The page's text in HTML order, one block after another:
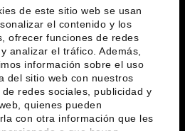
de este sitio web se usan
el contenido y los
ofrecer funciones de redes
analizar el tráfico. Además,
información sobre el uso
del sitio web con nuestros
redes sociales, publicidad y
quienes pueden
con otra información que les